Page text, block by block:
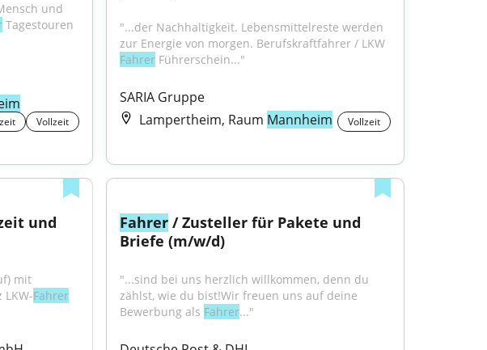
und
Tagestouren
Vollzeit
"...der Nachhaltigkeit. Lebensmittelreste werden
zur Energie von morgen. Berufskraftfahrer / LKW
Fahrer Führerschein..."
SARIA Gruppe
Lampertheim, Raum Mannheim Vollzeit
und
mit
Fahrer
Fahrer / Zusteller für Pakete und
Briefe (m/w/d)
"...sind bei uns herzlich willkommen, denn du
zählst, wie du bist!Wir freuen uns auf deine
Bewerbung als Fahrer..."